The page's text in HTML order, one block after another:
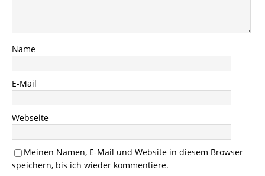
Name
E-Mail
Webseite
Meinen Namen, E-Mail und Website in diesem Browser
speichern, bis ich wieder kommentiere.